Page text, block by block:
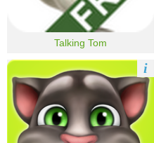
Talking Tom
i